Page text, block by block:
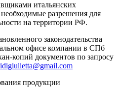
итальянских
разрешения для
на территории РФ.
законодательства
офисе компании в СПб
копий документов по запросу
продукции